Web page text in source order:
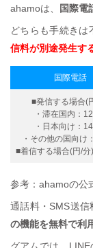
ahamoは、 国際電
どちらも手続きは
信料が別途発生す
国際電話
■発信する場合(
・滞在国内：
・日本向け：
・その他の国向け
■着信する場合(円/分
参考：ahamoの公
通話料・SMS送信
の機能を無料で利